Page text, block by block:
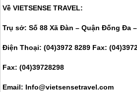
Về VIETSENSE TRAVEL:
Trụ sở: Số 88 Xã Đàn – Quận Đống Đa
Điện Thoại: (04)3972 8289 Fax:
Fax: (04)39728298
Email: Info@vietsensetravel.com